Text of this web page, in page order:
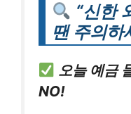
“신한
땐 주의하
오늘 예금
NO!